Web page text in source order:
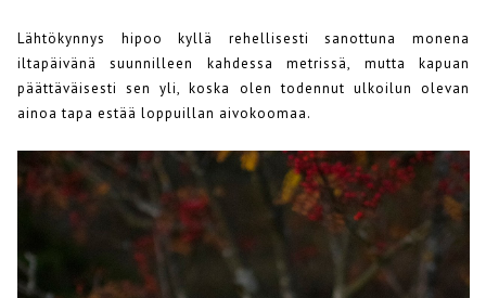
Lähtökynnys hipoo kyllä rehellisesti sanottuna monena
iltapäivänä suunnilleen kahdessa metrissä, mutta kapuan
päättäväisesti sen yli, koska olen todennut ulkoilun olevan
ainoa tapa estää loppuillan aivokoomaa.